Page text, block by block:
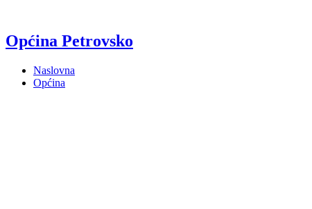
Općina Petrovsko
Naslovna
Općina